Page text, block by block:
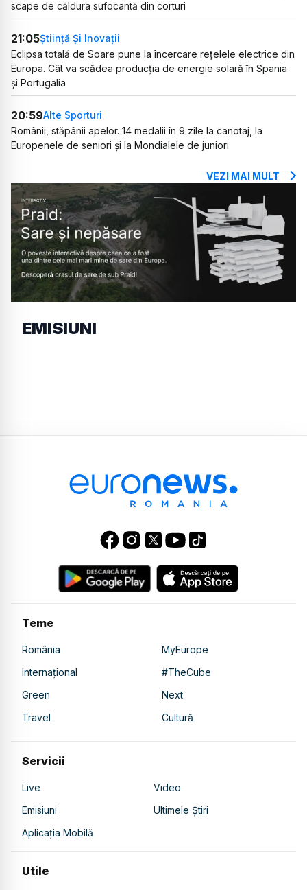
scape de căldura sufocantă din corturi
21:05Știință Și Inovații
Eclipsa totală de Soare pune la încercare rețelele electrice din
Europa. Cât va scădea producția de energie solară în Spania
și Portugalia
20:59Alte Sporturi
Românii, stăpânii apelor. 14 medalii în 9 zile la canotaj, la
Europenele de seniori și la Mondialele de juniori
VEZI MAI MULT
EMISIUNI
Teme
România
MyEurope
Internațional
#TheCube
Green
Next
Travel
Cultură
Servicii
Live
Video
Emisiuni
Ultimele Știri
Aplicația Mobilă
Utile